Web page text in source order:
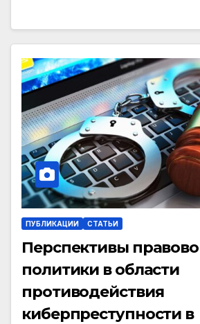
ПУБЛИКАЦИИ СТАТЬИ
Перспективы
политики в области
противодействия
киберпреступности в